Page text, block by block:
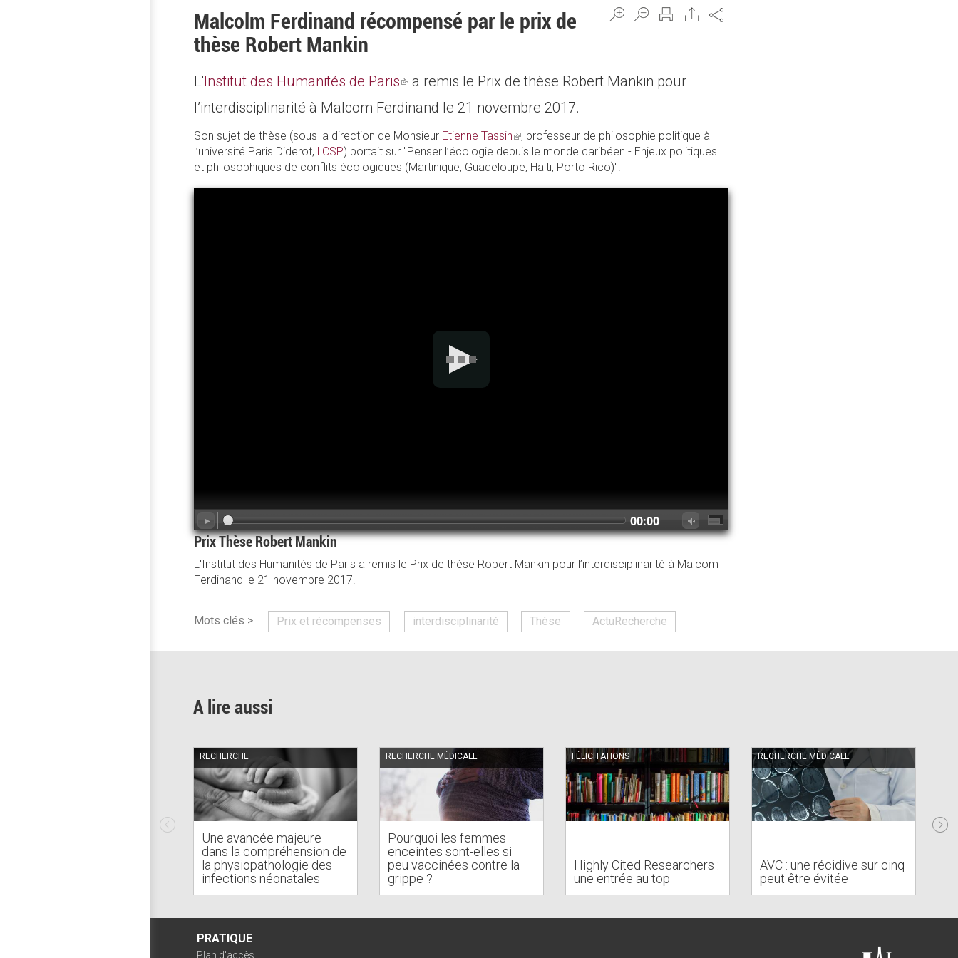
Share
Malcolm Ferdinand récompensé par le prix de
thèse Robert Mankin
L'Institut des Humanités de Paris(link
is
external)
a remis le Prix de thèse Robert Mankin pour
l’interdisciplinarité à Malcom Ferdinand le 21 novembre 2017.
Son sujet de thèse (sous la direction de Monsieur Etienne Tassin(link
is
external)
, professeur de philosophie politique à
l’université Paris Diderot, LCSP) portait sur "Penser l’écologie depuis le monde caribéen - Enjeux politiques
et philosophiques de conflits écologiques (Martinique, Guadeloupe, Haïti, Porto Rico)".
00:00Prix Thèse Robert Mankin
L'Institut des Humanités de Paris a remis le Prix de thèse Robert Mankin pour l’interdisciplinarité à Malcom
Ferdinand le 21 novembre 2017.
Mots clés > Prix et récompenses interdisciplinarité Thèse ActuRecherche
A lire aussi
RECHERCHE
Une avancée majeure
dans la compréhension de
la physiopathologie des
infections néonatales
RECHERCHE MÉDICALE
Pourquoi les femmes
enceintes sont-elles si
peu vaccinées contre la
grippe ?
FÉLICITATIONS
Highly Cited Researchers :
une entrée au top
RECHERCHE MÉDICALE
AVC : une récidive sur cinq
peut être évitée
PRATIQUE
Plan d'accès